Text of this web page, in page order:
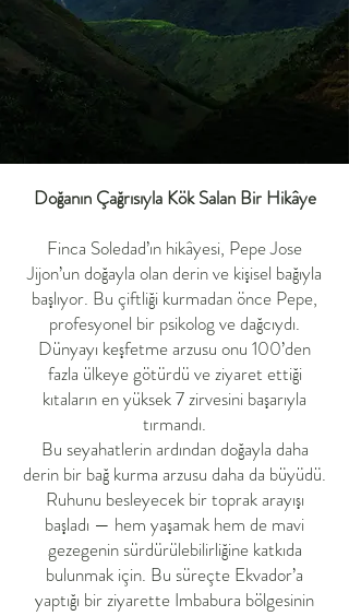
Doğanın Çağrısıyla Kök Salan Bir Hikâye
Finca Soledad’ın hikâyesi, Pepe Jose
Jijon’un doğayla olan derin ve kişisel bağıyla
başlıyor. Bu çiftliği kurmadan önce Pepe,
profesyonel bir psikolog ve dağcıydı.
Dünyayı keşfetme arzusu onu 100’den
fazla ülkeye götürdü ve ziyaret ettiği
kıtaların en yüksek 7 zirvesini başarıyla
tırmandı.
Bu seyahatlerin ardından doğayla daha
derin bir bağ kurma arzusu daha da büyüdü.
Ruhunu besleyecek bir toprak arayışı
başladı — hem yaşamak hem de mavi
gezegenin sürdürülebilirliğine katkıda
bulunmak için. Bu süreçte Ekvador’a
yaptığı bir ziyarette Imbabura bölgesinin